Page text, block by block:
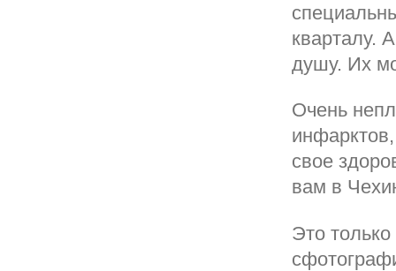
кварталу.
душу. Их
Очень
свое
вам в
Это